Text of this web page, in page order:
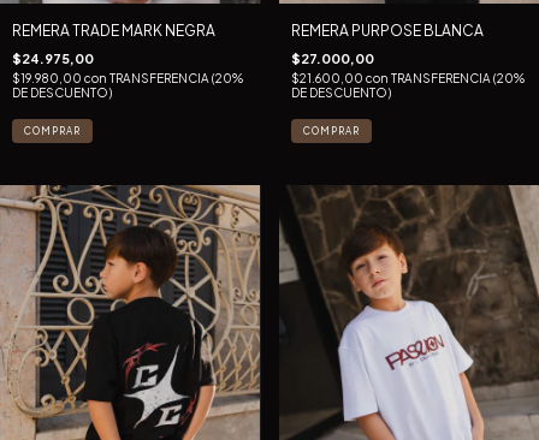
REMERA TRADE MARK NEGRA
$24.975,00
$19.980,00 con TRANSFERENCIA (20%
DE DESCUENTO)
COMPRAR
REMERA PURPOSE BLANCA
$27.000,00
$21.600,00 con TRANSFERENCIA (20%
DE DESCUENTO)
COMPRAR